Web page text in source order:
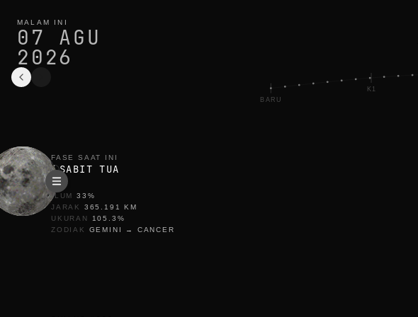
MALAM INI
07 AGU
2026
BARU
K1
FASE SAAT INI
SABIT TUA
ILUM 33 %
JARAK
365.191
KM
UKURAN
105.3 %
ZODIAK
GEMINI → CANCER